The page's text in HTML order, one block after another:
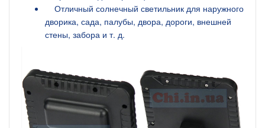
Отличный солнечный светильник для наружного
дворика, сада, палубы, двора, дороги, внешней
стены, забора и т. д.